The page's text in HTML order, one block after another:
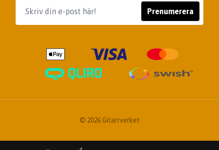
Prenumerera
© 2026 Gitarrverket